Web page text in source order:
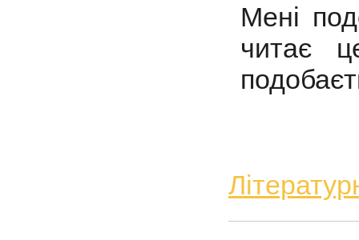
Мені
читає